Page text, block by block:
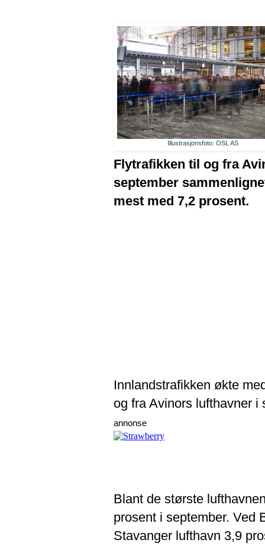
Illustrasjonsfoto: OSL AS
Flytrafikken til og fra
september
mest med 7,2 prosent.
Innlandstrafikken økte
og fra Avinors lufthavner i
annonse
Blant de største
prosent i september. Ved
Stavanger lufthavn 3,9